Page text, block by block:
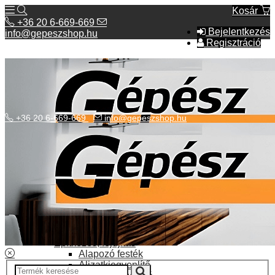
Kosár
Bejelentkezés
Regisztráció
+36 20 6-669-669
info@gepeszshop.hu
Kategóriák menü
Bolhapiac
Elektromos fűtés
Építkezés, fejújítás
Alapozó festék
Aljzatkiegyenlítő
+36 20 6-669-669 info@gepeszshop.hu